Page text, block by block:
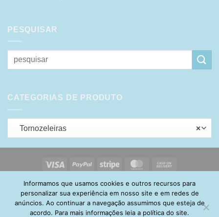
PESQUISAR
Pesquisar
por:
CATEGORIAS DE PRODUTO
×
Tornozeleiras
Visa PayPal Stripe MasterCard
Delivery
HOME SOBRE POLÍTICA DE PRIVACIDADE
ENTREGA
TROCA E DEVOLUÇÃO
GARANTIA FAQ
CARRINHO
MINHA CONTA
CONTATO
Informamos que usamos cookies e outros recursos para
personalizar sua experiência em nosso site e em redes de
anúncios. Ao continuar a navegação assumimos que esteja de
acordo. Para mais informações leia a política do site.